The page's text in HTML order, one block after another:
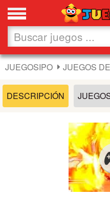
Favoritos
Nuevos
Flash
Acción
Chicas
JUEGOSIPO JUEGOS
DESCRIPCIÓN